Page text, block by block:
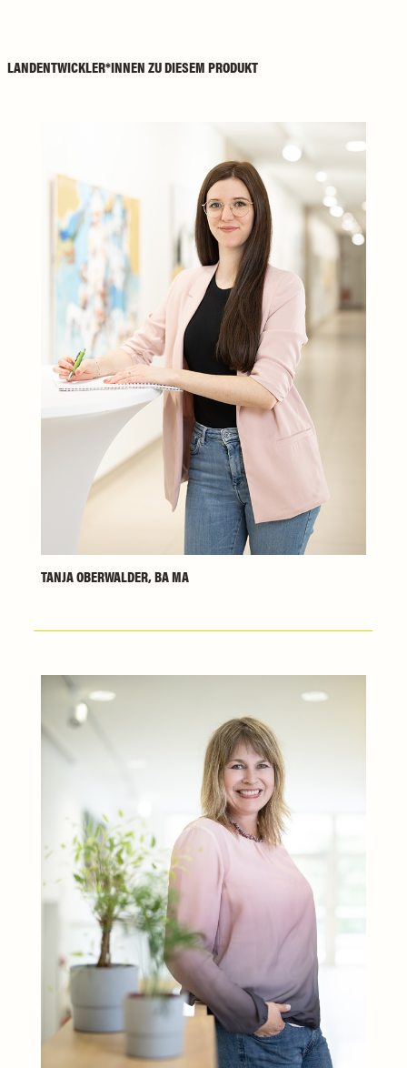
LANDENTWICKLER*INNEN ZU DIESEM PRODUKT
TANJA OBERWALDER, BA MA